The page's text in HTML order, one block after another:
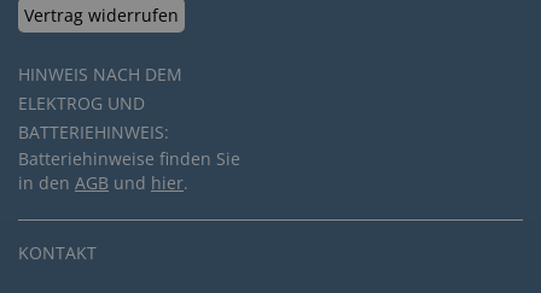
Vertrag widerrufen
HINWEIS NACH DEM
ELEKTROG UND
BATTERIEHINWEIS:
Batteriehinweise finden Sie
in den AGB und hier.
KONTAKT